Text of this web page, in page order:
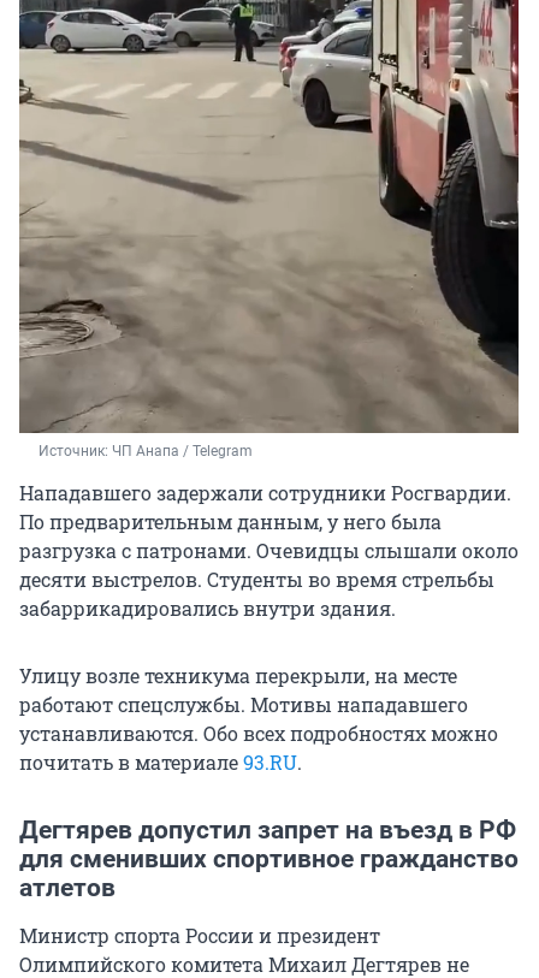
Источник: ЧП Анапа / Telegram
Нападавшего задержали сотрудники Росгвардии.
По предварительным данным, у него была
разгрузка с патронами. Очевидцы слышали около
десяти выстрелов. Студенты во время стрельбы
забаррикадировались внутри здания.
Улицу возле техникума перекрыли, на месте
работают спецслужбы. Мотивы нападавшего
устанавливаются. Обо всех подробностях можно
почитать в материале93.RU.
Дегтярев допустил запрет на въезд в РФ
для сменивших спортивное гражданство
атлетов
Министр спорта России и президент
Олимпийского комитета Михаил Дегтярев не